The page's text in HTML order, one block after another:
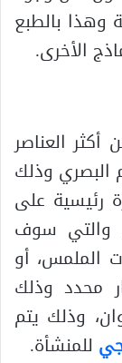
وهذا بالطبع
الأخرى.
أكثر العناصر
البصري وذلك
رئيسية على
والتي سوف
الملمس، أو
محدد وذلك
وذلك يتم
للمنشأة.